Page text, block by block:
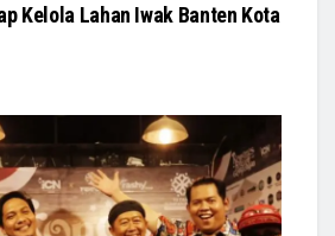
Kelola Lahan Iwak Banten Kota